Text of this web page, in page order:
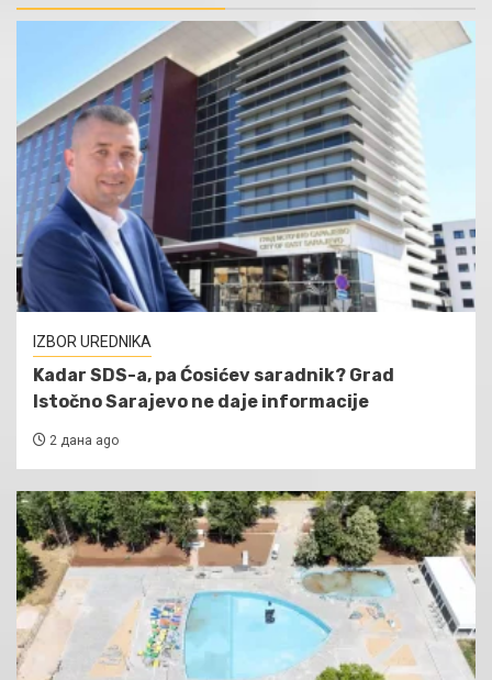
IZBOR UREDNIKA
Kadar SDS-a, pa Ćosićev saradnik? Grad
Istočno Sarajevo ne daje informacije
2 дана ago